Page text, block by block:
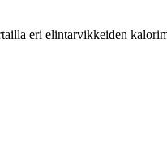
eri elintarvikkeiden